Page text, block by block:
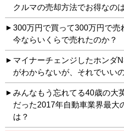
クルマの売却方法でお得なの
300万円で買って300万円で売
今ならいくらで売れたのか？
マイナーチェンジしたホンダ
がわからないが、それでいい
みんなもう忘れてる40歳の大
だった2017年自動車業界最大
は？